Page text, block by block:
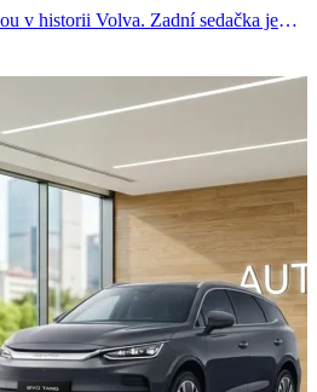
v historii Volva. Zadní sedačka je